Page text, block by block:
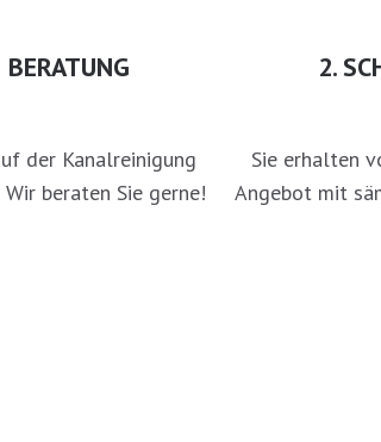
der Kanalreinigung
beraten Sie gerne!
2.
Sie erhalten
Angebot mit